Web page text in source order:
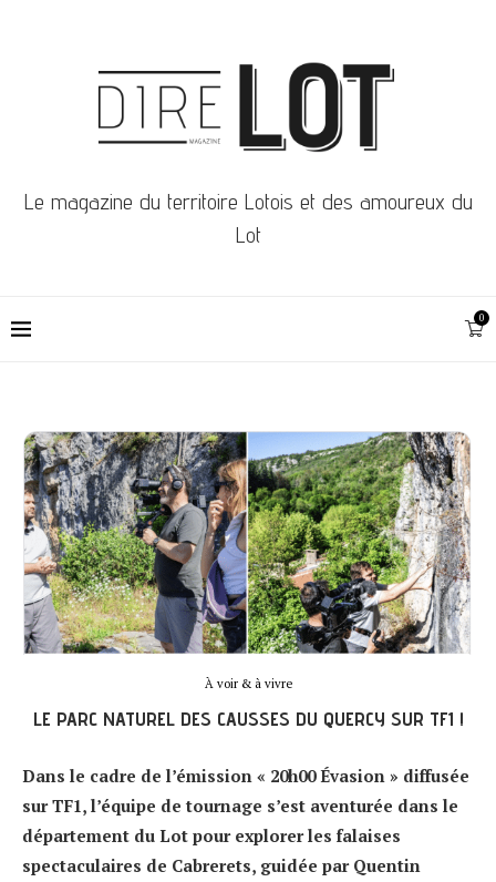
Le magazine du territoire Lotois et des amoureux du
Lot
0
À voir & à vivre
LE PARC NATUREL DES CAUSSES DU QUERCY SUR TF1 !
Dans le cadre de l’émission « 20h00 Évasion » diffusée
sur TF1, l’équipe de tournage s’est aventurée dans le
département du Lot pour explorer les falaises
spectaculaires de Cabrerets, guidée par Quentin